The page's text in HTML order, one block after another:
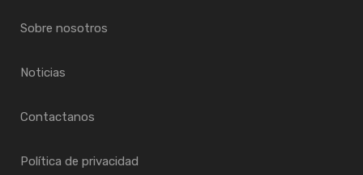
Sobre nosotros
Noticias
Contactanos
Política de privacidad